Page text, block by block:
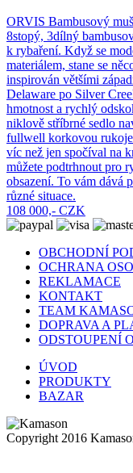
ORVIS Bambusový
8stopý, 3dílný
k rybaření. Když se
materiálem, stane se
inspirován většími
Delaware po Silver
hmotnost a rychlý
niklově stříbrné sedlo
fullwell korkovou
víc než jen spočíval na
můžete podtrhnout pro
obsazení. To vám dává
různé situace.
108 000,- CZK
OBCHODNÍ
OCHRANA
REKLAMACE
KONTAKT
TEAM
DOPRAVA A
ODSTOUPENÍ
ÚVOD
PRODUKTY
BAZAR
Copyright 2016